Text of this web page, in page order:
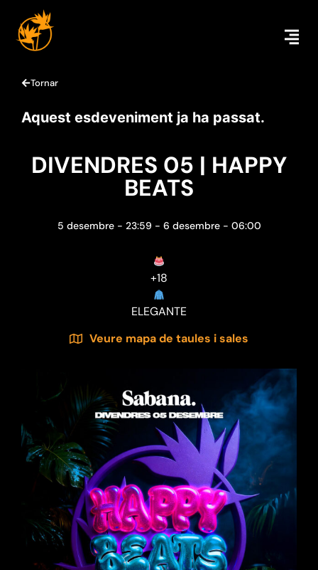
Tornar
Aquest esdeveniment ja ha passat.
DIVENDRES 05 | HAPPY
BEATS
5 desembre - 23:59 - 6 desembre - 06:00
+18
ELEGANTE
Veure mapa de taules i sales